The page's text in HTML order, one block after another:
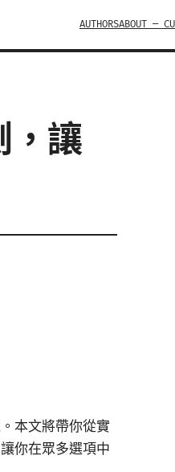
AUTHORSABOUT —
，讓
本文將帶你從實
你在眾多選項中